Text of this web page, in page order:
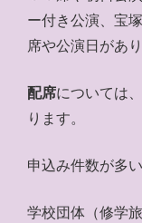
ー付き公演、宝
席や公演日があり
配席については、
ります。
申込み件数が多
学校団体（修学旅